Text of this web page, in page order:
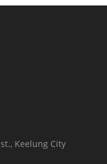
Keelung City